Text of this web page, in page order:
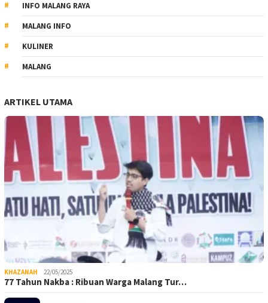
INFO MALANG RAYA
MALANG INFO
KULINER
MALANG
ARTIKEL UTAMA
KHAZANAH 22/05/2025
77 Tahun Nakba : Ribuan Warga Malang Tur…